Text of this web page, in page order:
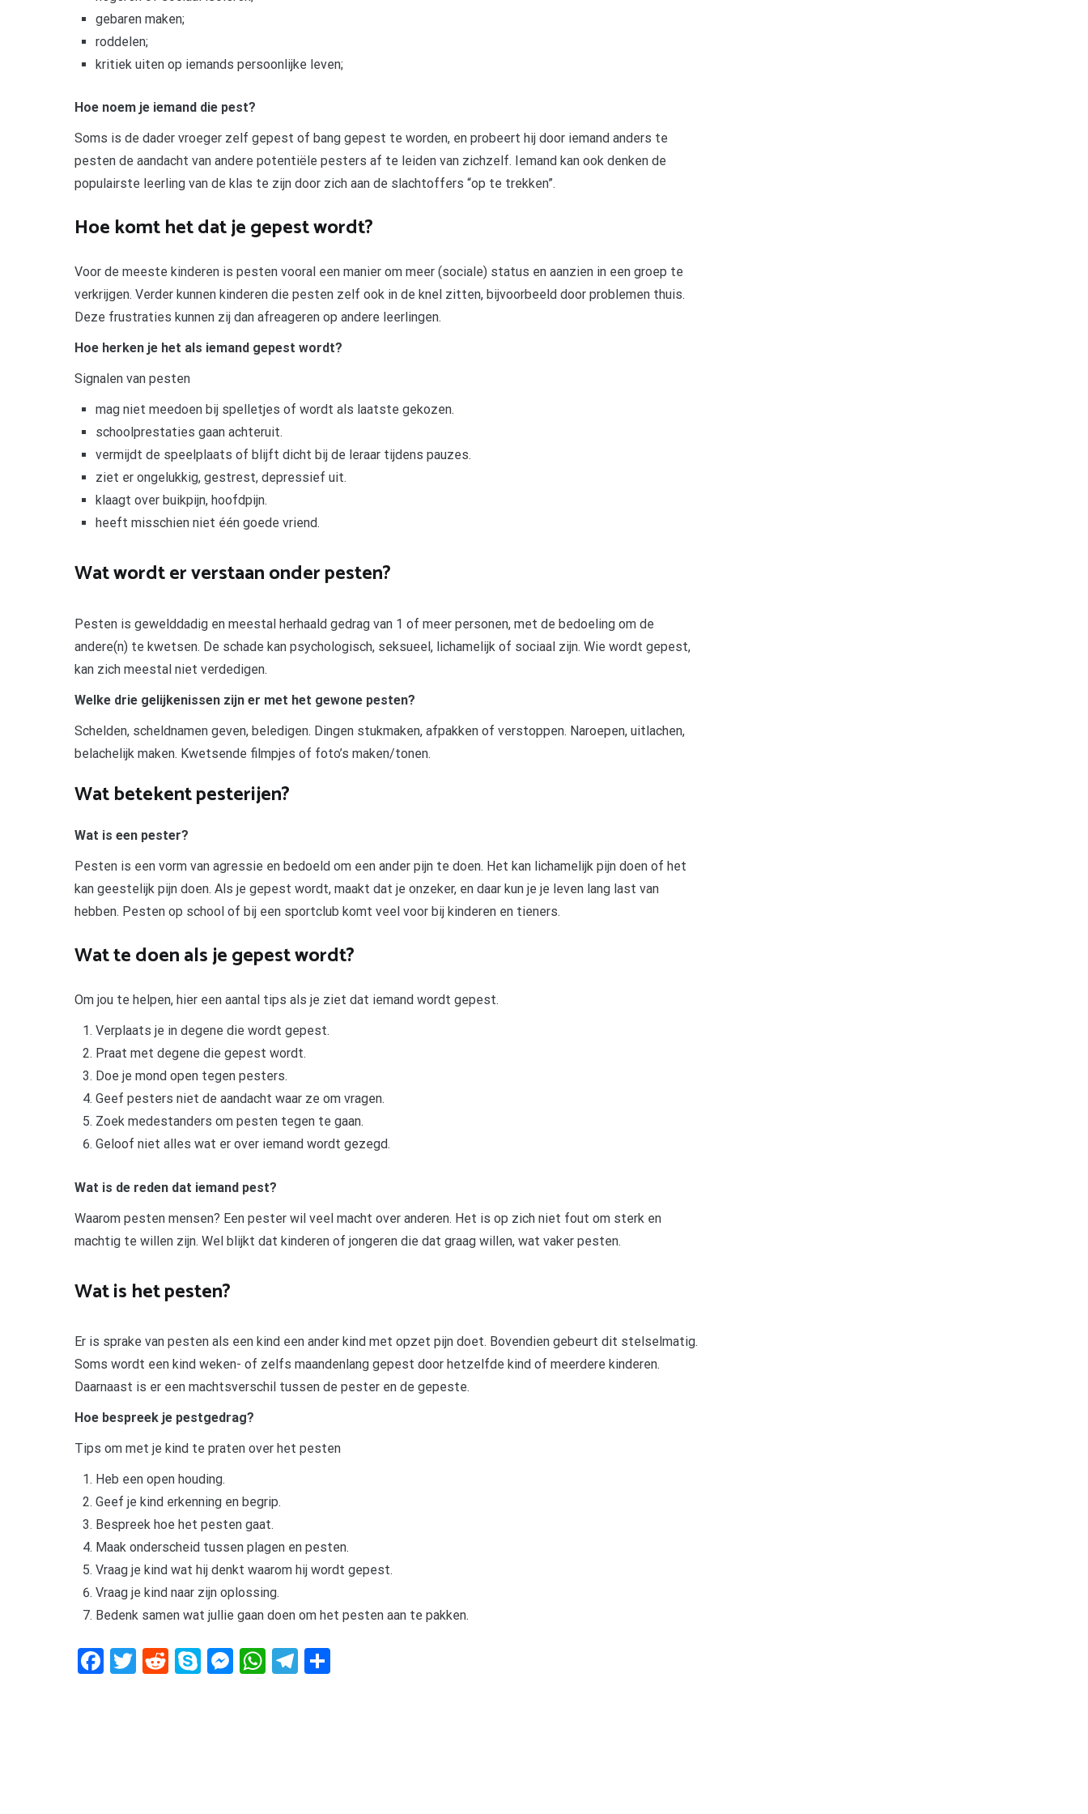
gebaren maken;
roddelen;
kritiek uiten op iemands persoonlijke leven;
Hoe noem je iemand die pest?
Soms is de dader vroeger zelf gepest of bang gepest te worden, en probeert hij door iemand anders te
pesten de aandacht van andere potentiële pesters af te leiden van zichzelf. Iemand kan ook denken de
populairste leerling van de klas te zijn door zich aan de slachtoffers “op te trekken”.
Hoe komt het dat je gepest wordt?
Voor de meeste kinderen is pesten vooral een manier om meer (sociale) status en aanzien in een groep te
verkrijgen. Verder kunnen kinderen die pesten zelf ook in de knel zitten, bijvoorbeeld door problemen thuis.
Deze frustraties kunnen zij dan afreageren op andere leerlingen.
Hoe herken je het als iemand gepest wordt?
Signalen van pesten
mag niet meedoen bij spelletjes of wordt als laatste gekozen.
schoolprestaties gaan achteruit.
vermijdt de speelplaats of blijft dicht bij de leraar tijdens pauzes.
ziet er ongelukkig, gestrest, depressief uit.
klaagt over buikpijn, hoofdpijn.
heeft misschien niet één goede vriend.
Wat wordt er verstaan onder pesten?
Pesten is gewelddadig en meestal herhaald gedrag van 1 of meer personen, met de bedoeling om de
andere(n) te kwetsen. De schade kan psychologisch, seksueel, lichamelijk of sociaal zijn. Wie wordt gepest,
kan zich meestal niet verdedigen.
Welke drie gelijkenissen zijn er met het gewone pesten?
Schelden, scheldnamen geven, beledigen. Dingen stukmaken, afpakken of verstoppen. Naroepen, uitlachen,
belachelijk maken. Kwetsende filmpjes of foto’s maken/tonen.
Wat betekent pesterijen?
Wat is een pester?
Pesten is een vorm van agressie en bedoeld om een ander pijn te doen. Het kan lichamelijk pijn doen of het
kan geestelijk pijn doen. Als je gepest wordt, maakt dat je onzeker, en daar kun je je leven lang last van
hebben. Pesten op school of bij een sportclub komt veel voor bij kinderen en tieners.
Wat te doen als je gepest wordt?
Om jou te helpen, hier een aantal tips als je ziet dat iemand wordt gepest.
Verplaats je in degene die wordt gepest.
Praat met degene die gepest wordt.
Doe je mond open tegen pesters.
Geef pesters niet de aandacht waar ze om vragen.
Zoek medestanders om pesten tegen te gaan.
Geloof niet alles wat er over iemand wordt gezegd.
Wat is de reden dat iemand pest?
Waarom pesten mensen? Een pester wil veel macht over anderen. Het is op zich niet fout om sterk en
machtig te willen zijn. Wel blijkt dat kinderen of jongeren die dat graag willen, wat vaker pesten.
Wat is het pesten?
Er is sprake van pesten als een kind een ander kind met opzet pijn doet. Bovendien gebeurt dit stelselmatig.
Soms wordt een kind weken- of zelfs maandenlang gepest door hetzelfde kind of meerdere kinderen.
Daarnaast is er een machtsverschil tussen de pester en de gepeste.
Hoe bespreek je pestgedrag?
Tips om met je kind te praten over het pesten
Heb een open houding.
Geef je kind erkenning en begrip.
Bespreek hoe het pesten gaat.
Maak onderscheid tussen plagen en pesten.
Vraag je kind wat hij denkt waarom hij wordt gepest.
Vraag je kind naar zijn oplossing.
Bedenk samen wat jullie gaan doen om het pesten aan te pakken.
Facebook
Twitter
RedditSkypeMessenger
WhatsApp
Telegram